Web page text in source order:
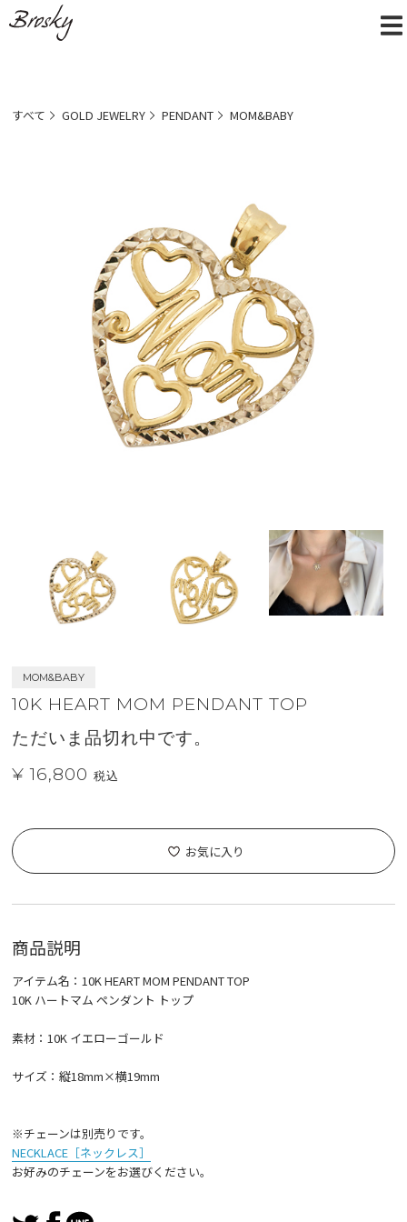
すべて GOLD JEWELRY PENDANT MOM&BABY
MOM&BABY
10K HEART MOM PENDANT TOP
ただいま品切れ中です。
¥ 16,800税込
お気に入り
商品説明
アイテム名：10K HEART MOM PENDANT TOP
10K ハートマム ペンダント トップ
素材：10K イエローゴールド
サイズ：縦18mm×横19mm
※チェーンは別売りです。
NECKLACE［ネックレス］
お好みのチェーンをお選びください。